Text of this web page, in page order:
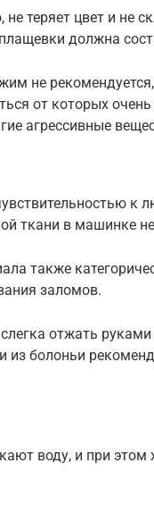
не теряет цвет и не
должна
не
от которых
агрессивные
ткани в машинке
также
заломов.
отжать
из болоньи
воду, и при